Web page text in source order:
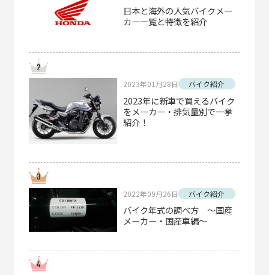
日本と海外の人気バイクメー
カー一覧と特徴を紹介
2023年01月28日 バイク紹介
2023年に新車で買えるバイク
をメーカー・排気量別で一挙
紹介！
2022年09月26日 バイク紹介
バイク年式の調べ方 ～国産
メーカー・国産車編～